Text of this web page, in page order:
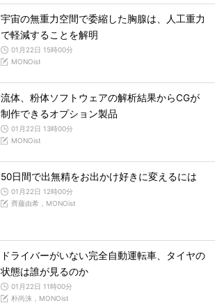
宇宙の無重力空間で委縮した胸腺は、人工重力
で軽減することを解明
01月22日 15時00分
MONOist
流体、粉体ソフトウェアの解析結果からCGが
制作できるオプション製品
01月22日 13時00分
MONOist
50日間で出無精をお出かけ好きに変えるには
01月22日 12時00分
齊藤由希，MONOist
ドライバーがいない完全自動運転車、タイヤの
状態は誰が見るのか
01月22日 11時00分
朴尚洙，MONOist